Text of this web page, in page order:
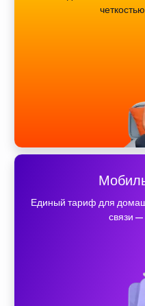
Единый тариф для
связи —